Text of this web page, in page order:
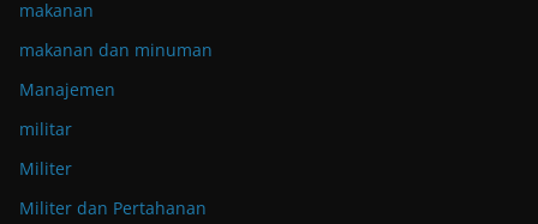
makanan
makanan dan minuman
Manajemen
militar
Militer
Militer dan Pertahanan